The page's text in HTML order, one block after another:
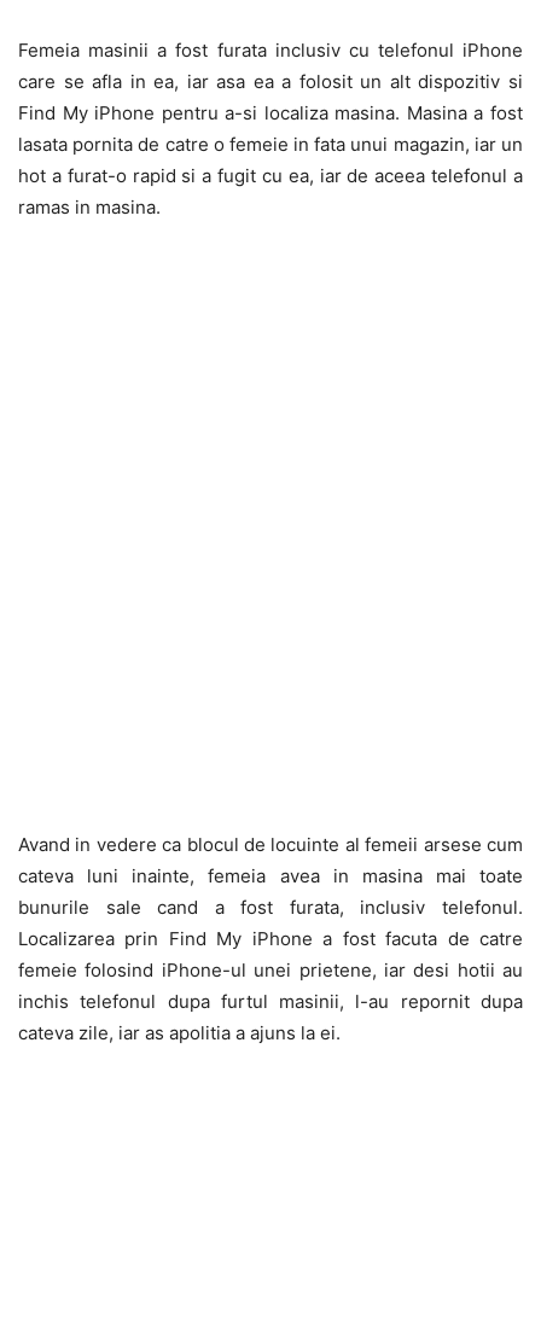
Femeia masinii a fost furata inclusiv cu telefonul iPhone
care se afla in ea, iar asa ea a folosit un alt dispozitiv si
Find My iPhone pentru a-si localiza masina. Masina a fost
lasata pornita de catre o femeie in fata unui magazin, iar un
hot a furat-o rapid si a fugit cu ea, iar de aceea telefonul a
ramas in masina.
Avand in vedere ca blocul de locuinte al femeii arsese cum
cateva luni inainte, femeia avea in masina mai toate
bunurile sale cand a fost furata, inclusiv telefonul.
Localizarea prin Find My iPhone a fost facuta de catre
femeie folosind iPhone-ul unei prietene, iar desi hotii au
inchis telefonul dupa furtul masinii, l-au repornit dupa
cateva zile, iar as apolitia a ajuns la ei.